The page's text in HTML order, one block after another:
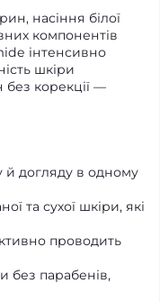
насіння білої
компонентів
інтенсивно
шкіри
без корекції —
й догляду в одному
та сухої шкіри, які
проводить
без парабенів,